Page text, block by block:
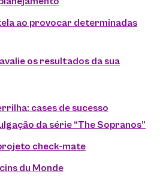
ao provocar determinadas
os resultados da sua
cases de sucesso
da série “The Sopranos”
check-mate
du Monde